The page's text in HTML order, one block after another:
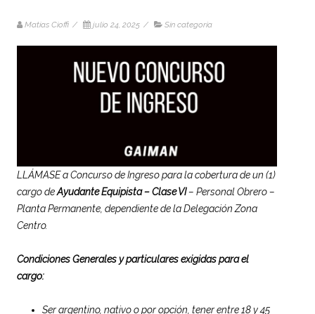
Matias Cioffi / julio 24, 2025 / Sin categoría
LLÁMASE a Concurso de Ingreso para la cobertura de un (1)
cargo deAyudante Equipista – Clase VI– Personal Obrero –
Planta Permanente, dependiente de la Delegación Zona
Centro.
Condiciones Generales y particulares exigidas para el
cargo:
Ser argentino, nativo o por opción, tener entre 18 y 45